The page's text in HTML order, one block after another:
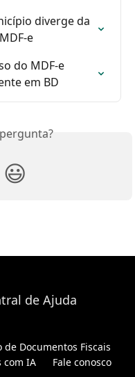
diverge da
e
do MDF-e
em BD
😃
de Documentos Fiscais
com IA
Fale conosco